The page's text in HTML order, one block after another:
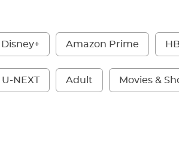
Disney+ Amazon Prime
U-NEXT Adult Movies &